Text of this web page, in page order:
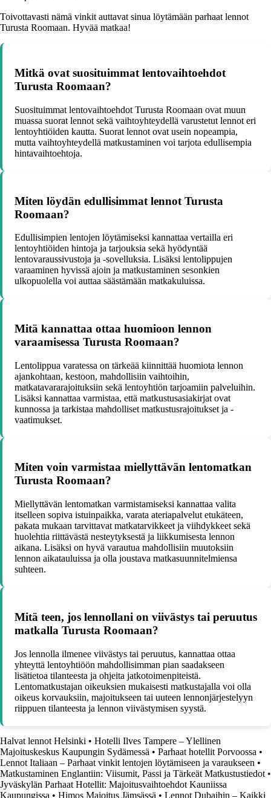
Toivottavasti nämä vinkit auttavat sinua löytämään parhaat lennot
Turusta Roomaan. Hyvää matkaa!
Mitkä ovat suosituimmat lentovaihtoehdot
Turusta Roomaan?
Suosituimmat lentovaihtoehdot Turusta Roomaan ovat muun
muassa suorat lennot sekä vaihtoyhteydellä varustetut lennot eri
lentoyhtiöiden kautta. Suorat lennot ovat usein nopeampia,
mutta vaihtoyhteydellä matkustaminen voi tarjota edullisempia
hintavaihtoehtoja.
Miten löydän edullisimmat lennot Turusta
Roomaan?
Edullisimpien lentojen löytämiseksi kannattaa vertailla eri
lentoyhtiöiden hintoja ja tarjouksia sekä hyödyntää
lentovaraussivustoja ja -sovelluksia. Lisäksi lentolippujen
varaaminen hyvissä ajoin ja matkustaminen sesonkien
ulkopuolella voi auttaa säästämään matkakuluissa.
Mitä kannattaa ottaa huomioon lennon
varaamisessa Turusta Roomaan?
Lentolippua varatessa on tärkeää kiinnittää huomiota lennon
ajankohtaan, kestoon, mahdollisiin vaihtoihin,
matkatavararajoituksiin sekä lentoyhtiön tarjoamiin palveluihin.
Lisäksi kannattaa varmistaa, että matkustusasiakirjat ovat
kunnossa ja tarkistaa mahdolliset matkustusrajoitukset ja -
vaatimukset.
Miten voin varmistaa miellyttävän lentomatkan
Turusta Roomaan?
Miellyttävän lentomatkan varmistamiseksi kannattaa valita
itselleen sopiva istuinpaikka, varata ateriapalvelut etukäteen,
pakata mukaan tarvittavat matkatarvikkeet ja viihdykkeet sekä
huolehtia riittävästä nesteytyksestä ja liikkumisesta lennon
aikana. Lisäksi on hyvä varautua mahdollisiin muutoksiin
lennon aikatauluissa ja olla joustava matkasuunnitelmiensa
suhteen.
Mitä teen, jos lennollani on viivästys tai peruutus
matkalla Turusta Roomaan?
Jos lennolla ilmenee viivästys tai peruutus, kannattaa ottaa
yhteyttä lentoyhtiöön mahdollisimman pian saadakseen
lisätietoa tilanteesta ja ohjeita jatkotoimenpiteistä.
Lentomatkustajan oikeuksien mukaisesti matkustajalla voi olla
oikeus korvauksiin, majoitukseen tai uuteen lennonjärjestelyyn
riippuen tilanteesta ja lennon viivästymisen syystä.
Halvat lennot Helsinki • Hotelli Ilves Tampere – Ylellinen
Majoituskeskus Kaupungin Sydämessä • Parhaat hotellit Porvoossa •
Lennot Italiaan – Parhaat vinkit lentojen löytämiseen ja varaukseen •
Matkustaminen Englantiin: Viisumit, Passi ja Tärkeät Matkustustiedot •
Jyväskylän Parhaat Hotellit: Majoitusvaihtoehdot Kauniissa
Kaupungissa • Himos Majoitus Jämsässä • Lennot Dubaihin – Kaikki